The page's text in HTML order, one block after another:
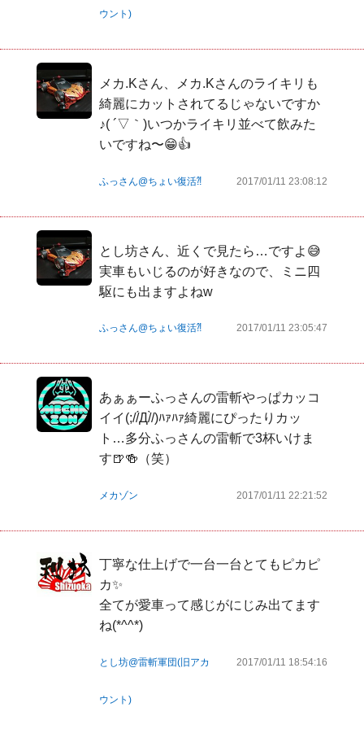
ウント)
メカ.Kさん、メカ.Kさんのライキリも
綺麗にカットされてるじゃないですか
♪( ´▽｀)いつかライキリ並べて飲みた
いですね〜😁👍
ふっさん@ちょい復活⁈ 2017/01/11 23:08:12
とし坊さん、近くで見たら…ですよ😅
実車もいじるのが好きなので、ミニ四
駆にも出ますよねw
ふっさん@ちょい復活⁈ 2017/01/11 23:05:47
あぁぁーふっさんの雷斬やっぱカッコ
イイ(;//́Д/̀/)ﾊｧﾊｧ綺麗にぴったりカッ
ト…多分ふっさんの雷斬で3杯いけま
す🍺🍻（笑）
メカゾン 2017/01/11 22:21:52
丁寧な仕上げで一台一台とてもピカピ
カ✨
全てが愛車って感じがにじみ出てます
ね(*^^*)
とし坊@雷斬軍団(旧アカ
ウント)
2017/01/11 18:54:16